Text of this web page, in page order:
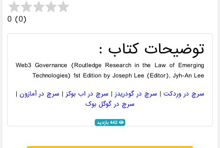
0 (0)
توضیحات کتاب :
Web3 Governance (Routledge Research in the Law of Emerging
Technologies) 1st Edition by Joseph Lee (Editor), Jyh-An Lee
سرچ در وردکت| سرچ در گودریدز| سرچ در اب بوکز| سرچ در آمازون|
سرچ در گوگل بوک
442 بازدید